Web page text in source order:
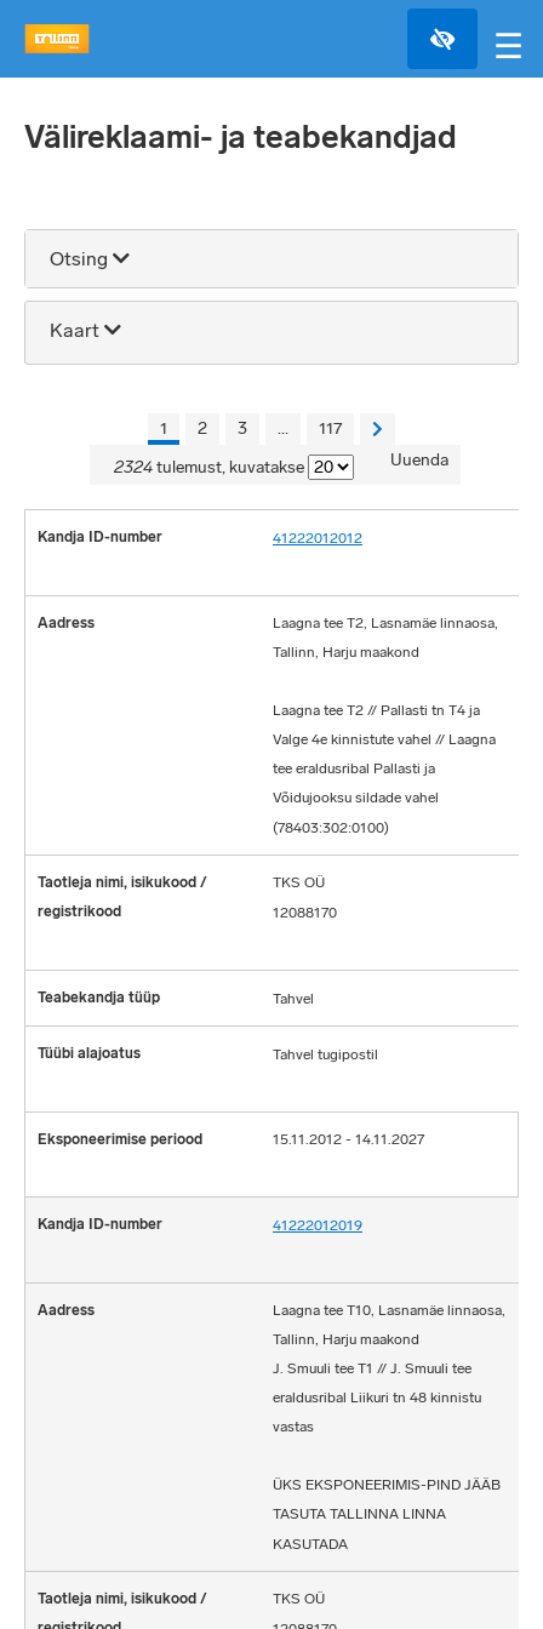
☰
Välireklaami- ja teabekandjad
Otsing
Kaart
2 km
Täisekraan
?
1 2 3 ...
117
2324tulemust, kuvatakse Uuenda
41222012012
Laagna tee T2, Lasnamäe linnaosa,
Tallinn, Harju maakond
Laagna tee T2 // Pallasti tn T4 ja
Valge 4e kinnistute vahel // Laagna
tee eraldusribal Pallasti ja
Võidujooksu sildade vahel
(78403:302:0100)
TKS OÜ
12088170
Tahvel
Tahvel tugipostil
15.11.2012 - 14.11.2027
41222012019
Laagna tee T10, Lasnamäe linnaosa,
Tallinn, Harju maakond
J. Smuuli tee T1 // J. Smuuli tee
eraldusribal Liikuri tn 48 kinnistu
vastas
ÜKS EKSPONEERIMIS-PIND JÄÄB
TASUTA TALLINNA LINNA
KASUTADA
TKS OÜ